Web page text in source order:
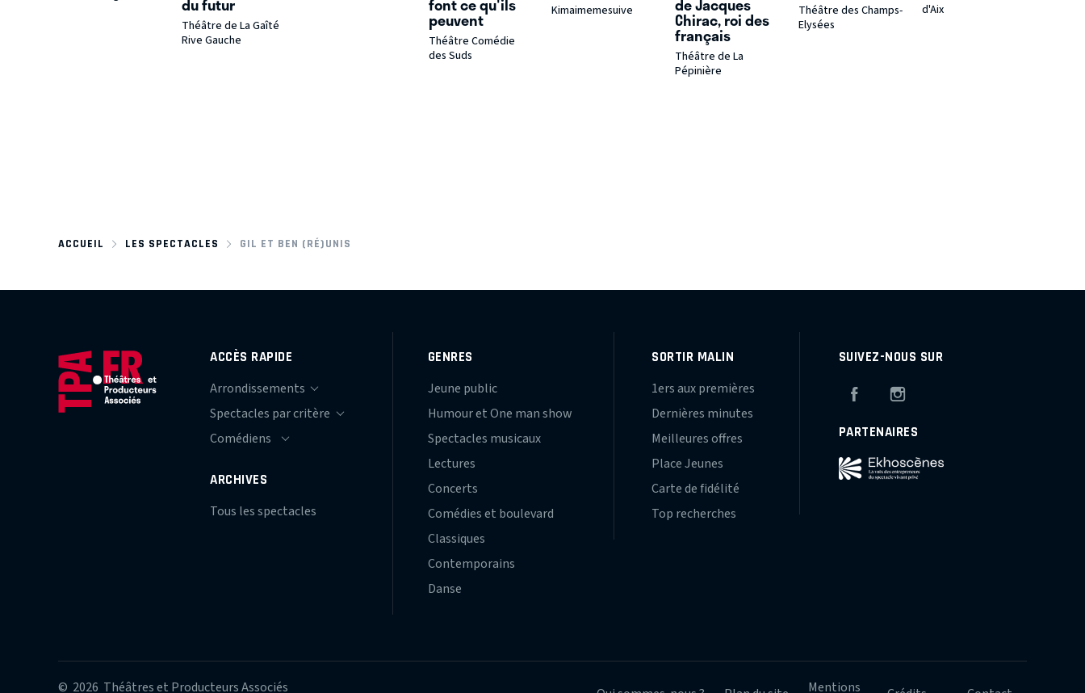
du futur
Théâtre de La Gaîté
Rive Gauche
font ce qu'ils
peuvent
Théâtre Comédie
des Suds
Kimaimemesuive de Jacques
Chirac, roi des
français
Théâtre de La
Pépinière
Théâtre des Champs-
Elysées
d'Aix
ACCUEIL LES SPECTACLES GIL ET BEN (RÉ)UNIS
ACCÈS RAPIDE
ARCHIVES
Tous les spectacles
GENRES
Jeune public
Humour et One man show
Spectacles musicaux
Lectures
Concerts
Comédies et boulevard
Classiques
Contemporains
Danse
SORTIR MALIN
1ers aux premières
Dernières minutes
Meilleures offres
Place Jeunes
Carte de fidélité
Top recherches
SUIVEZ-NOUS SUR
Facebook
PARTENAIRES
© 2026 Théâtres et Producteurs Associés Mentions